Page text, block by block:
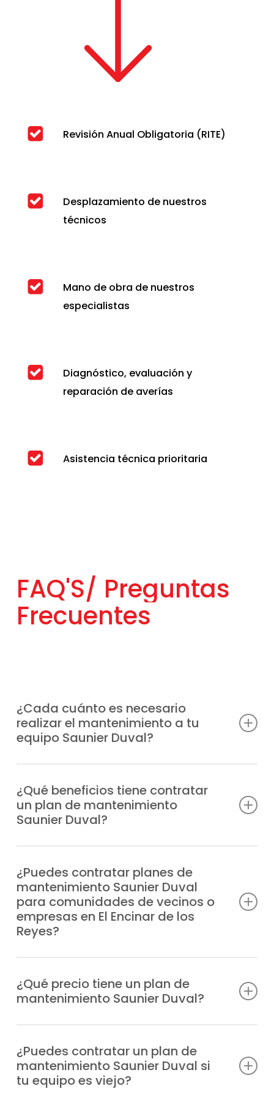
Revisión Anual Obligatoria (RITE)
Desplazamiento de nuestros
técnicos
Mano de obra de nuestros
especialistas
Diagnóstico, evaluación y
reparación de averías
Asistencia técnica prioritaria
FAQ'S/ Preguntas
Frecuentes
¿Cada cuánto es necesario
realizar el mantenimiento a tu
equipo Saunier Duval?
una vez al año, aunque la frecuencia puede
depender del uso que reciba el sistema y
de la puesta a punto que desees.
¿Qué beneficios tiene contratar
un plan de mantenimiento
Saunier Duval?
mejor equipo técnico, alargas la
durabilidad de tu sistema, ahorras en
consumo energético y aseguras la
tranquilidad de tu vivienda.
¿Puedes contratar planes de
mantenimiento Saunier Duval
para comunidades de vecinos o
empresas en El Encinar de los
Reyes?
mantenimiento Saunier Duval adaptados
tanto a viviendas particulares como a
¿Qué precio tiene un plan de
mantenimiento Saunier Duval?
ajustadas, según cada instalación y al tipo
de equipo.
¿Puedes contratar un plan de
mantenimiento Saunier Duval si
tu equipo es viejo?